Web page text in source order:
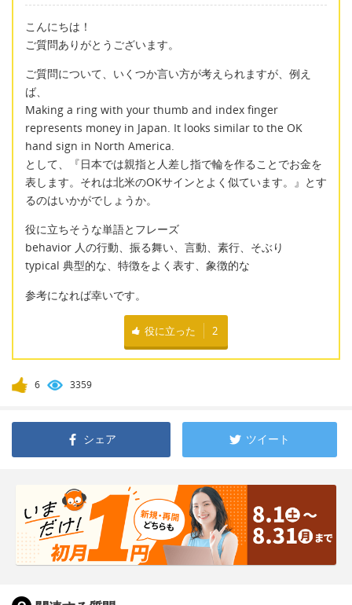
こんにちは！
ご質問ありがとうございます。
ご質問について、いくつか言い方が考えられますが、例え
ば、
Making a ring with your thumb and index finger
represents money in Japan. It looks similar to the OK
hand sign in North America.
として、『日本では親指と人差し指で輪を作ることでお金を
表します。それは北米のOKサインとよく似ています。』とす
るのはいかがでしょうか。
役に立ちそうな単語とフレーズ
behavior 人の行動、振る舞い、言動、素行、そぶり
typical 典型的な、特徴をよく表す、象徴的な
参考になれば幸いです。
役に立った 2
6 3359
シェア ツイート